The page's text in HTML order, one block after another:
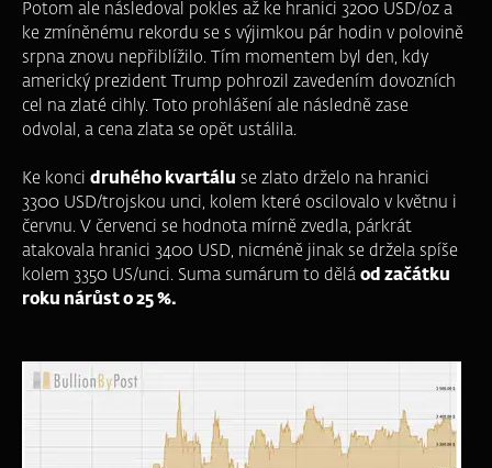
Potom ale následoval pokles až ke hranici 3200 USD/oz a
ke zmíněnému rekordu se s výjimkou pár hodin v polovině
srpna znovu nepřiblížilo. Tím momentem byl den, kdy
americký prezident Trump pohrozil zavedením dovozních
cel na zlaté cihly. Toto prohlášení ale následně zase
odvolal, a cena zlata se opět ustálila.
Ke konci druhého kvartálu se zlato drželo na hranici
3300 USD/trojskou unci, kolem které oscilovalo v květnu i
červnu. V červenci se hodnota mírně zvedla, párkrát
atakovala hranici 3400 USD, nicméně jinak se držela spíše
kolem 3350 US/unci. Suma sumárum to dělá od začátku
roku nárůst o 25 %.